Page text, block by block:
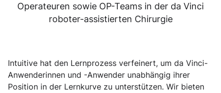
Operateuren sowie OP-Teams in der da Vinci
roboter-assistierten Chirurgie
Intuitive hat den Lernprozess verfeinert, um da Vinci-
Anwenderinnen und -Anwender unabhängig ihrer
Position in der Lernkurve zu unterstützen. Wir bieten